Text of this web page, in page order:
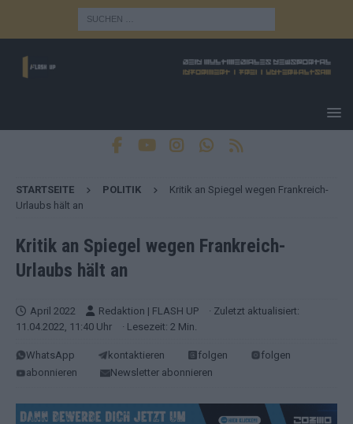
STARTSEITE POLITIK
Kritik an Spiegel wegen Frankreich-
Urlaubs hält an
Kritik an Spiegel wegen Frankreich-
Urlaubs hält an
April 2022 Redaktion | FLASH UP
· Zuletzt aktualisiert:
11.04.2022, 11:40 Uhr
· Lesezeit: 2 Min.
WhatsApp kontaktieren folgen
folgen
abonnieren
Newsletter abonnieren